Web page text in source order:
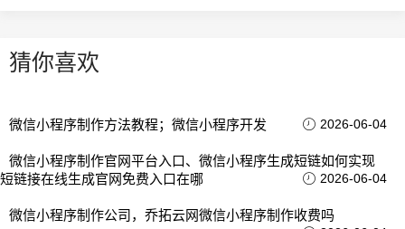
猜你喜欢
微信小程序制作方法教程；微信小程序开发 2026-06-04
微信小程序制作官网平台入口、微信小程序生成短链如何实现
短链接在线生成官网免费入口在哪
2026-06-04
微信小程序制作公司，乔拓云网微信小程序制作收费吗